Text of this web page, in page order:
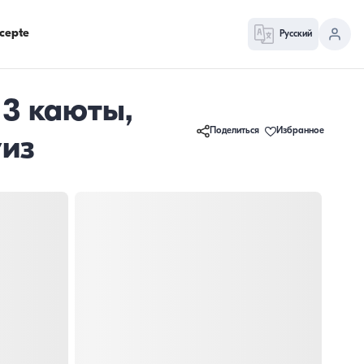
Русский
3 каюты,
Поделиться Избранное